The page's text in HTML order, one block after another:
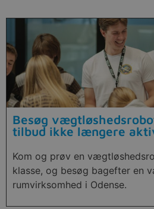
Besøg
tilbud ikke længere
Kom og prøv en
klasse, og besøg bagefter en
rumvirksomhed i Odense.